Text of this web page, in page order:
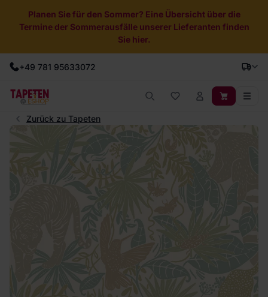
Planen Sie für den Sommer? Eine Übersicht über die
Termine der Sommerausfälle unserer Lieferanten finden
Sie hier.
+49 781 95633072
Zurück zu Tapeten